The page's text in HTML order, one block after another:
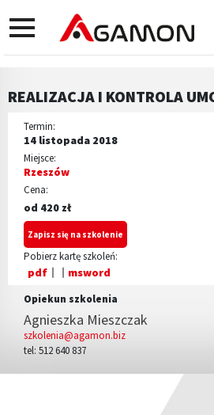
toggle
navigation
REALIZACJA I KONTROLA
Termin:
14 listopada 2018
Miejsce:
Rzeszów
Cena:
od 420 zł
Zapisz się na szkolenie
Pobierz kartę szkoleń:
pdf msword
Opiekun szkolenia
Agnieszka Mieszczak
szkolenia@agamon.biz
tel: 512 640 837